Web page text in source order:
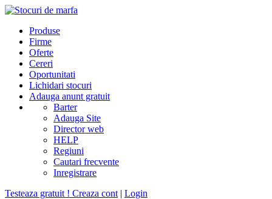
Produse
Firme
Oferte
Cereri
Oportunitati
Lichidari stocuri
Adauga anunt gratuit
Barter
Adauga Site
Director web
HELP
Regiuni
Cautari frecvente
Inregistrare
Testeaza gratuit ! Creaza cont | Login